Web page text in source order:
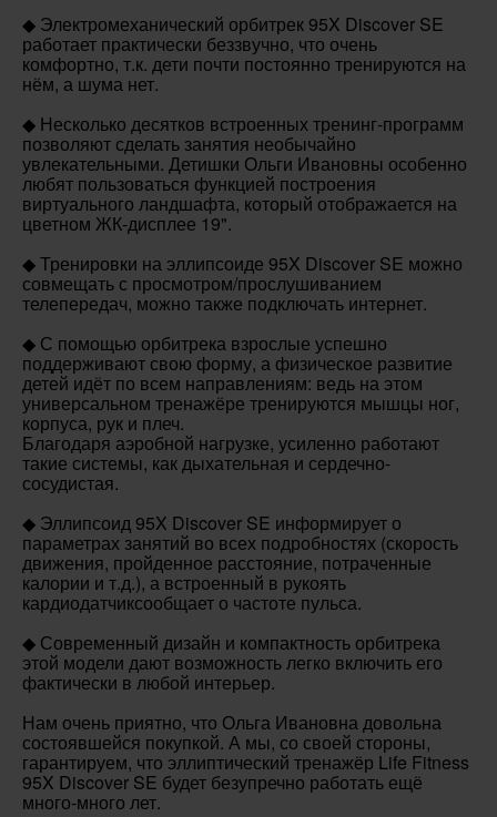
◆ Электромеханический орбитрек 95X Discover SE
работает практически беззвучно, что очень
комфортно, т.к. дети почти постоянно тренируются на
нём, а шума нет.
◆ Несколько десятков встроенных тренинг-программ
позволяют сделать занятия необычайно
увлекательными. Детишки Ольги Ивановны особенно
любят пользоваться функцией построения
виртуального ландшафта, который отображается на
цветном ЖК-дисплее 19".
◆ Тренировки на эллипсоиде 95X Discover SE можно
совмещать с просмотром/прослушиванием
телепередач, можно также подключать интернет.
◆ С помощью орбитрека взрослые успешно
поддерживают свою форму, а физическое развитие
детей идёт по всем направлениям: ведь на этом
универсальном тренажёре тренируются мышцы ног,
корпуса, рук и плеч.
Благодаря аэробной нагрузке, усиленно работают
такие системы, как дыхательная и сердечно-
сосудистая.
◆ Эллипсоид 95X Discover SE информирует о
параметрах занятий во всех подробностях (скорость
движения, пройденное расстояние, потраченные
калории и т.д.), а встроенный в рукоять
кардиодатчиксообщает о частоте пульса.
◆ Современный дизайн и компактность орбитрека
этой модели дают возможность легко включить его
фактически в любой интерьер.
Нам очень приятно, что Ольга Ивановна довольна
состоявшейся покупкой. А мы, со своей стороны,
гарантируем, что эллиптический тренажёр Life Fitness
95X Discover SE будет безупречно работать ещё
много-много лет.